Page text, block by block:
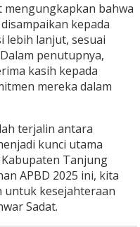
mengungkapkan bahwa
kepada
lebih lanjut, sesuai
penutupnya,
kasih kepada
mereka dalam
terjalin antara
kunci utama
Tanjung
APBD 2025 ini, kita
untuk kesejahteraan
Sadat.